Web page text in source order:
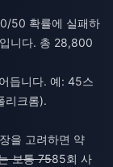
50 확률에 실패하
니다. 총 28,800
듭니다. 예: 45스
리크롬).
을 고려하면 약
보통 7585회 사